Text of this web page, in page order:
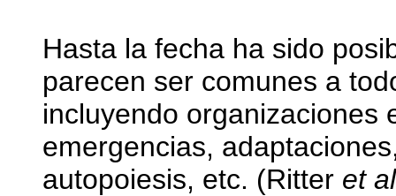
Hasta la fecha ha sido
parecen ser comunes a
incluyendo organizaciones
emergencias,
autopoiesis, etc. (Ritter et al